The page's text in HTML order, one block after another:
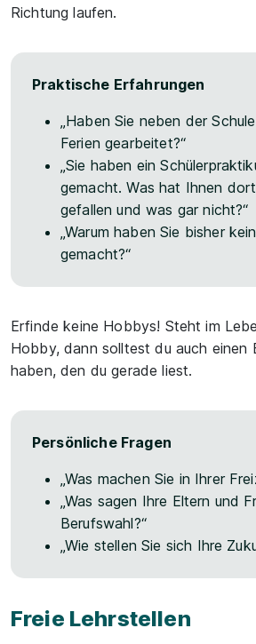
Richtung laufen.
Praktische Erfahrungen
„Haben Sie neben der
Ferien gearbeitet?“
„Sie haben ein
gemacht. Was hat Ihnen
gefallen und was gar nicht?“
„Warum haben Sie bisher
gemacht?“
Erfinde keine Hobbys! Steht im
Hobby, dann solltest du auch einen
haben, den du gerade liest.
Persönliche Fragen
„Was machen Sie in Ihrer
„Was sagen Ihre Eltern und
Berufswahl?“
„Wie stellen Sie sich Ihre
Freie Lehrstellen